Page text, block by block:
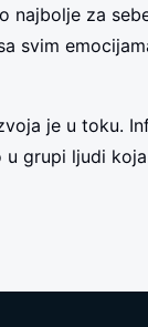
najbolje za
svim
je u toku.
grupi ljudi